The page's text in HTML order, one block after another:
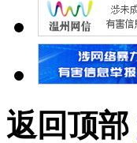
返回顶部